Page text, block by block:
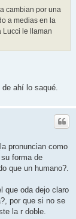
cambian por una
a medias en la
Lucci le llaman
ahí lo saqué.
pronuncian como
forma de
que un humano?.
que oda dejo claro
por que si no se
la r doble.